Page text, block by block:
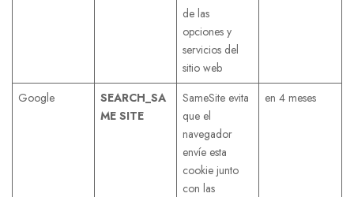
de las
opciones y
servicios del
sitio web
Google
SEARCH_SA
ME SITE
SameSite evita
que el
navegador
envíe esta
cookie junto
con las
en 4 meses